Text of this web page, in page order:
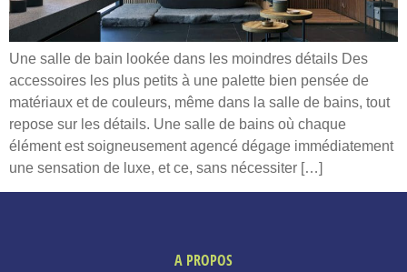
Une salle de bain lookée dans les moindres détails Des
accessoires les plus petits à une palette bien pensée de
matériaux et de couleurs, même dans la salle de bains, tout
repose sur les détails. Une salle de bains où chaque
élément est soigneusement agencé dégage immédiatement
une sensation de luxe, et ce, sans nécessiter […]
A PROPOS